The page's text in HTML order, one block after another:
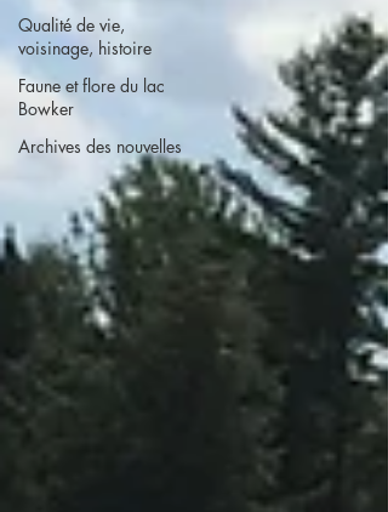
Qualité de vie,
voisinage, histoire
Faune et flore du lac
Bowker
Archives des nouvelles